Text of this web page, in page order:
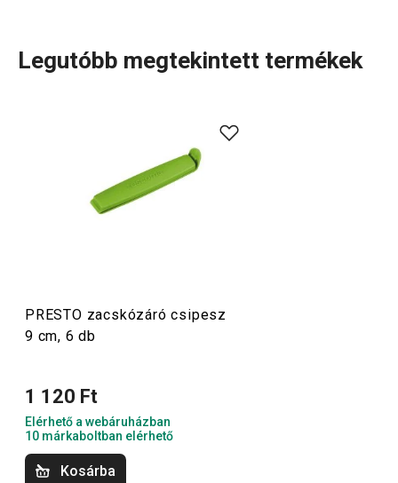
konyhai eszközök
amelyeket minőségi anyagokból készítünk és mégis
megfizethetők. A PRESTO eszközök közt
palacknyitókat ,merőkanalakat
Konyhai eszközök
Italok
Főzés
Legutóbb megtekintett termékek
PRESTO zacskózáró csipesz
9 cm, 6 db
1 120 Ft
Elérhető a webáruházban
10 márkaboltban elérhető
Kosárba